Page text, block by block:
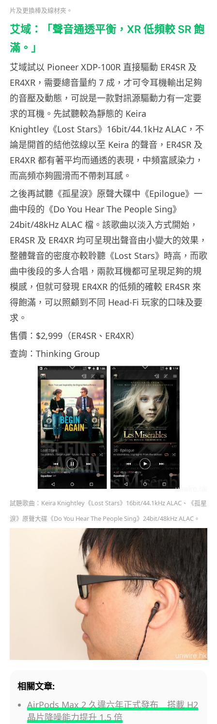
片及更換棒及線材夾。
艾域：「聲音通透平衡，XR 低頻較 SR 飽
滿。」
艾域試以 Pioneer XDP-100R 直接驅動 ER4SR 及
ER4XR，需要總音量約 7 成，才可令耳機輸出足夠
的音壓及動態，可說是一款對訊源驅動力有一定要
求的耳機。先試聽較為靜態的 Keira
Knightley《Lost Stars》16bit/44.1kHz ALAC，不
論是開首的結他弦線以至 Keira 的聲音，ER4SR 及
ER4XR 都有著平均而通透的表現，中頻富感染力，
而高頻亦夠圓滑而不帶刺耳感。
之後再試聽《孤星淚》原聲大碟中《Epilogue》一
曲中段的《Do You Hear The People Sing》
24bit/48kHz ALAC 檔。該歌曲以淡入方式開始，
ER4SR 及 ER4XR 均可呈現出聲音由小變大的效果，
整體聲音的密度亦較聆聽《Lost Stars》時高，而歌
曲中後段的多人合唱，兩款耳機都可呈現足夠的規
模感，但就可發現 ER4XR 的低頻的確較 ER4SR 來
得飽滿，可以照顧到不同 Head-Fi 玩家的口味及要
求。
售價：$2,999（ER4SR、ER4XR）
查詢：Thinking Group
試聽歌曲：Keira Knightley《Lost Stars》16bit/44.1kHz ALAC、《孤星
淚》原聲大碟《Do You Hear The People Sing》24bit/48kHz ALAC。
相關文章:
AirPods Max 2 久違六年正式發布 搭載 H2
晶片降噪能力提升 1.5 倍